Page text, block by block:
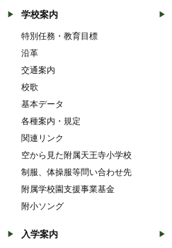
学校案内
特別任務・教育目標
沿革
交通案内
校歌
基本データ
各種案内・規定
関連リンク
空から見た附属天王寺小学校
制服、体操服等問い合わせ先
附属学校園支援事業基金
附小ソング
入学案内